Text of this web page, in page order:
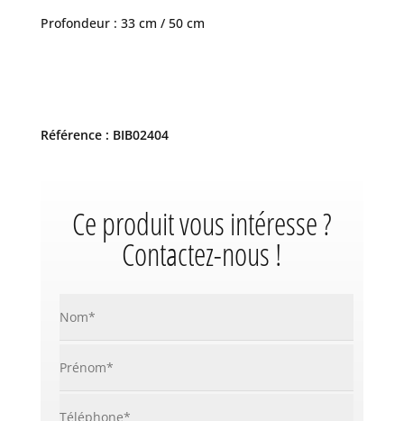
Profondeur : 33 cm / 50 cm
Référence : BIB02404
Ce produit vous intéresse ?
Contactez-nous !